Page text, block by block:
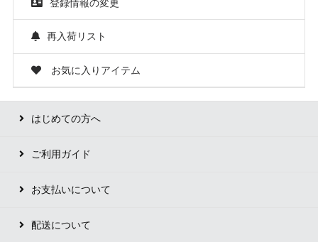
再入荷リスト
お気に入りアイテム
はじめての方へ
ご利用ガイド
お支払いについて
配送について